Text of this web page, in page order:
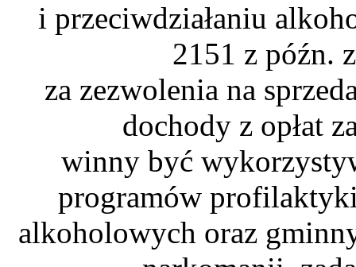
i przeciwdziałaniu
2151 z późn.
za zezwolenia na
dochody z opłat
winny być
programów
alkoholowych oraz